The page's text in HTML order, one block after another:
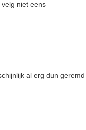
niet eens
al erg dun geremd